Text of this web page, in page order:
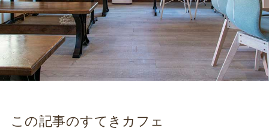
この記事のすてきカフェ